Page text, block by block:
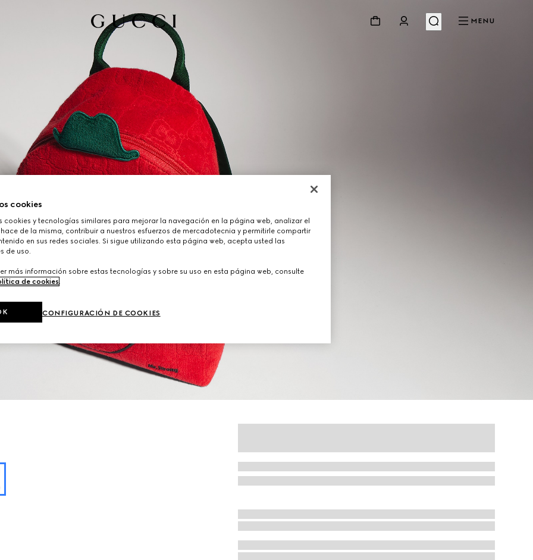
MENU
cookies
cookies y tecnologías similares para mejorar la navegación en la página web, analizar el
hace de la misma, contribuir a nuestros esfuerzos de mercadotecnia y permitirle compartir
en sus redes sociales. Si sigue utilizando esta página web, acepta usted las
de uso.
más información sobre estas tecnologías y sobre su uso en esta página web, consulte
de cookies
CONFIGURACIÓN DE COOKIES